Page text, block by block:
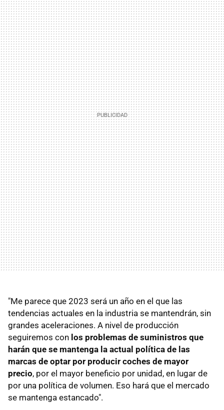
"Me parece que 2023 será un año en el que las
tendencias actuales en la industria se mantendrán, sin
grandes aceleraciones. A nivel de producción
seguiremos con los problemas de suministros que
harán que se mantenga la actual política de las
marcas de optar por producir coches de mayor
precio, por el mayor beneficio por unidad, en lugar de
por una política de volumen. Eso hará que el mercado
se mantenga estancado".